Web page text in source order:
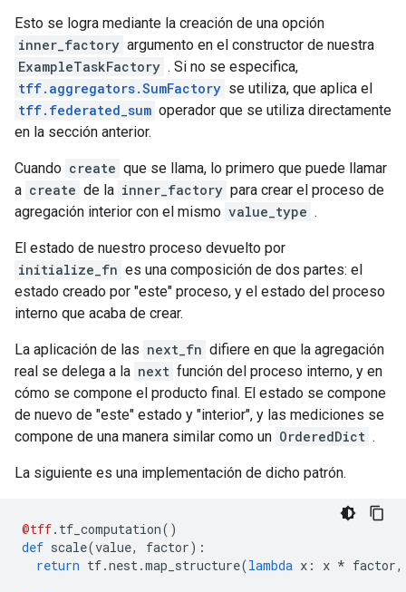
Esto se logra mediante la creación de una opción
inner_factory argumento en el constructor de nuestra
ExampleTaskFactory . Si no se especifica,
tff.aggregators.SumFactory se utiliza, que aplica el
tff.federated_sum operador que se utiliza directamente
en la sección anterior.
Cuando create que se llama, lo primero que puede llamar
a create de la inner_factory para crear el proceso de
agregación interior con el mismo value_type .
El estado de nuestro proceso devuelto por
initialize_fn es una composición de dos partes: el
estado creado por "este" proceso, y el estado del proceso
interno que acaba de crear.
La aplicación de las next_fn difiere en que la agregación
real se delega a la next función del proceso interno, y en
cómo se compone el producto final. El estado se compone
de nuevo de "este" estado y "interior", y las mediciones se
compone de una manera similar como un OrderedDict .
La siguiente es una implementación de dicho patrón.
@tff. tf_computation()
def scale(value, factor):
return tf.nest.map_structure(lambda x : x * factor,